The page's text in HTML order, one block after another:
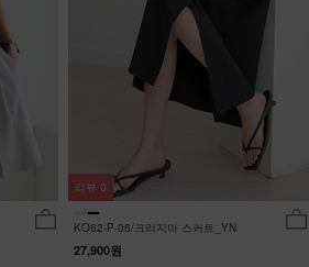
KO62-P-06/크리지아 스커트_YN
27,900원
리뷰 0